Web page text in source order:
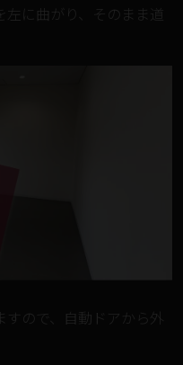
に曲がり、そのまま道
すので、自動ドアから外